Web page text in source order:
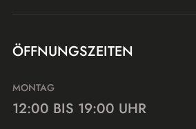
ÖFFNUNGSZEITEN
MONTAG
12:00 BIS 19:00 UHR